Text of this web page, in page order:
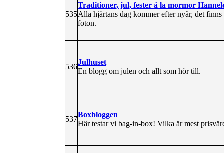
535
Traditioner, jul, fester á la mormor
Alla hjärtans dag kommer efter nyår, det
foton.
536
Julhuset
En blogg om julen och allt som hör till.
537
Boxbloggen
Här testar vi bag-in-box! Vilka är mest